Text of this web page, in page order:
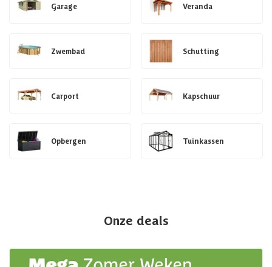
Garage Veranda
Zwembad Schutting
Carport Kapschuur
Opbergen Tuinkassen
Onze deals